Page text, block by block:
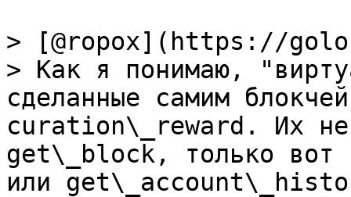
> [@ropox](https://
> Как я понимаю,
сделанные самим
curation\_reward. Их не
get\_block, только
или